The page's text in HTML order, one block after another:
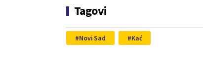
Tagovi
Novi Sad Kać